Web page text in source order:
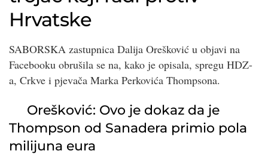
Hrvatske
SABORSKA zastupnica Dalija Orešković u objavi na
Facebooku obrušila se na, kako je opisala, spregu HDZ-
a, Crkve i pjevača Marka Perkovića Thompsona.
Orešković: Ovo je dokaz da je
Thompson od Sanadera primio pola
milijuna eura